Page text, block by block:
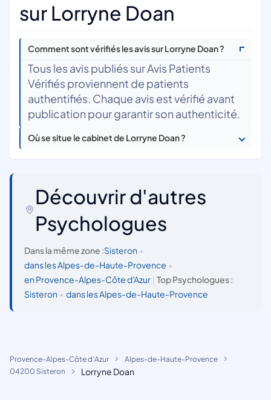
sur Lorryne Doan
Comment sont vérifiés les avis sur Lorryne Doan ?
Tous les avis publiés sur Avis Patients
Vérifiés proviennent de patients
authentifiés. Chaque avis est vérifié avant
publication pour garantir son authenticité.
Où se situe le cabinet de Lorryne Doan ?
Découvrir d'autres
Psychologues
Dans la même zone :Sisteron •
dans les Alpes-de-Haute-Provence •
en Provence-Alpes-Côte d'Azur
Top Psychologues :
Sisteron • dans les Alpes-de-Haute-Provence
Provence-Alpes-Côte d'Azur
Alpes-de-Haute-Provence
04200 Sisteron
Lorryne Doan